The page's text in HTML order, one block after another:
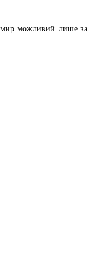
можливий лише